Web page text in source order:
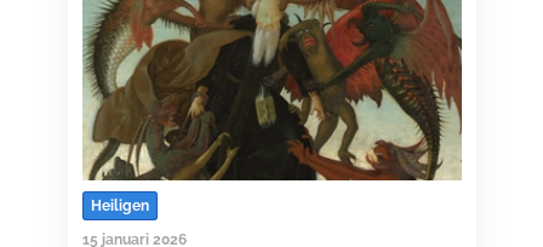
Heiligen
15 januari 2026